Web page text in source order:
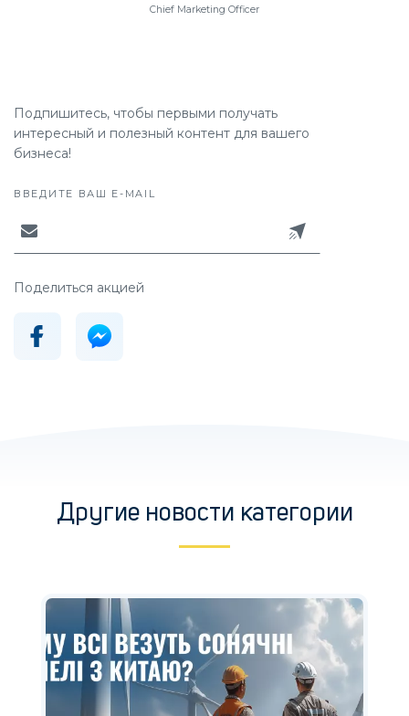
Chief Marketing Officer
Подпишитесь, чтобы первыми получать
интересный и полезный контент для вашего
бизнеса!
ВВЕДИТЕ ВАШ E-MAIL
Поделиться акцией
Другие новости категории